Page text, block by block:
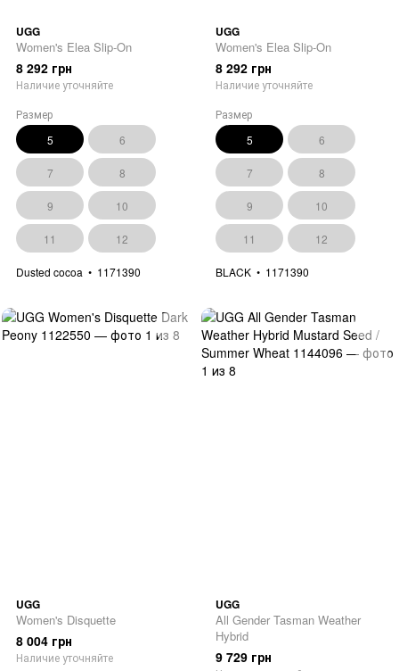
UGG
Women's Elea Slip-On
8 292 грн
Наличие уточняйте
Размер
5
6
7 8
9 10
11 12
Dusted cocoa 1171390
UGG
Women's Elea Slip-On
8 292 грн
Наличие уточняйте
Размер
5
6
7 8
9 10
11 12
BLACK 1171390
UGG
Women's Disquette
8 004 грн
Наличие уточняйте
UGG
All Gender Tasman Weather
Hybrid
9 729 грн